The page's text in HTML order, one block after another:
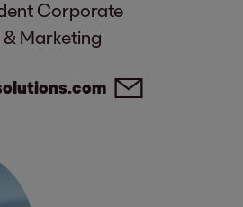
Corporate
Marketing